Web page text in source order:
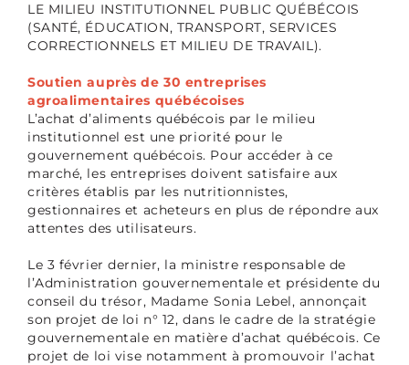
LE MILIEU INSTITUTIONNEL PUBLIC QUÉBÉCOIS
(SANTÉ, ÉDUCATION, TRANSPORT, SERVICES
CORRECTIONNELS ET MILIEU DE TRAVAIL).
Soutien auprès de 30 entreprises
agroalimentaires québécoises
L’achat d’aliments québécois par le milieu
institutionnel est une priorité pour le
gouvernement québécois. Pour accéder à ce
marché, les entreprises doivent satisfaire aux
critères établis par les nutritionnistes,
gestionnaires et acheteurs en plus de répondre aux
attentes des utilisateurs.
Le 3 février dernier, la ministre responsable de
l’Administration gouvernementale et présidente du
conseil du trésor, Madame Sonia Lebel, annonçait
son projet de loi n° 12, dans le cadre de la stratégie
gouvernementale en matière d’achat québécois. Ce
projet de loi vise notamment à promouvoir l’achat